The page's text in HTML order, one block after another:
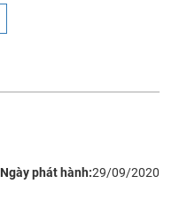
Ngày phát hành:29/09/2020